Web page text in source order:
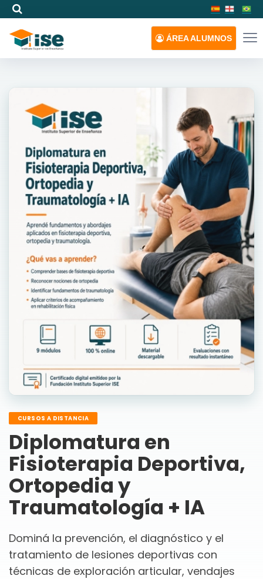
ÁREAALUMNOS
CURSOS A DISTANCIA
Diplomatura en
Fisioterapia Deportiva,
Ortopedia y
Traumatología + IA
Dominá la prevención, el diagnóstico y el
tratamiento de lesiones deportivas con
técnicas de exploración articular, vendajes